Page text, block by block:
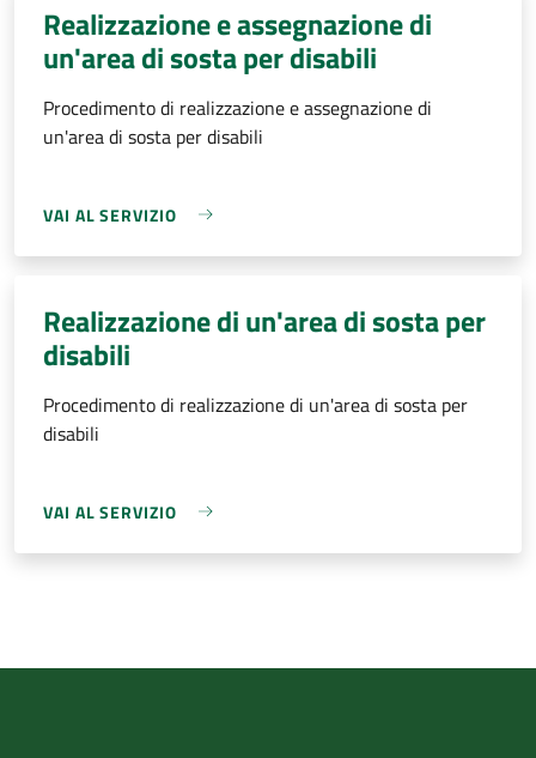
Realizzazione e assegnazione di
un'area di sosta per disabili
Procedimento di realizzazione e assegnazione di
un'area di sosta per disabili
VAI AL SERVIZIO
Realizzazione di un'area di sosta per
disabili
Procedimento di realizzazione di un'area di sosta per
disabili
VAI AL SERVIZIO